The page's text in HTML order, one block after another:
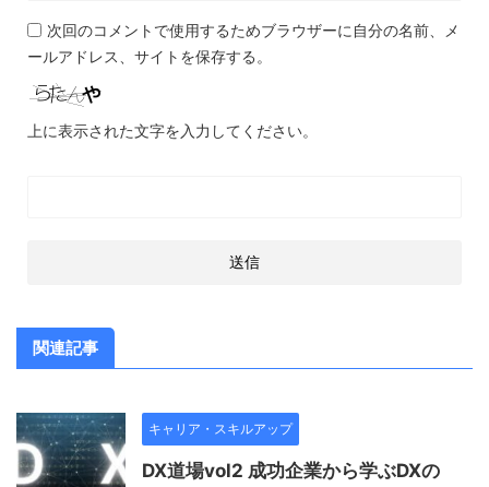
次回のコメントで使用するためブラウザーに自分の名前、メ
ールアドレス、サイトを保存する。
上に表示された文字を入力してください。
関連記事
キャリア・スキルアップ
DX道場vol2 成功企業から学ぶDXの